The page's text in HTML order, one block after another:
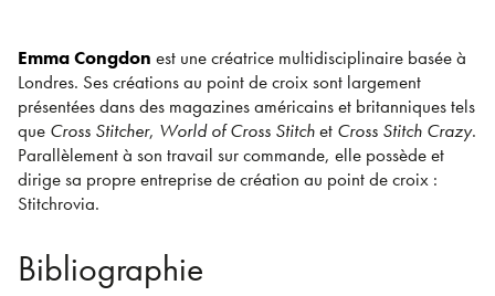
Emma Congdon est une créatrice multidisciplinaire basée à
Londres. Ses créations au point de croix sont largement
présentées dans des magazines américains et britanniques tels
que Cross Stitcher, World of Cross Stitchet Cross Stitch Crazy.
Parallèlement à son travail sur commande, elle possède et
dirige sa propre entreprise de création au point de croix :
Stitchrovia.
Bibliographie